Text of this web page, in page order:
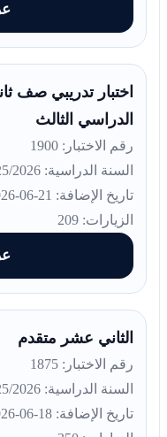
اختبار تدريبي صف
الدراسي الثالث
رقم الاختبار: 1900
السنة الدراسية: 2025/2026
تاريخ الإضافة: 21-06-2026
الزيارات: 209
الثاني عشر متقدم
رقم الاختبار: 1875
السنة الدراسية: 2025/2026
تاريخ الإضافة: 18-06-2026